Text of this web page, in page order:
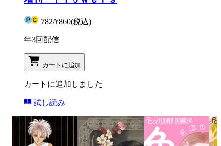
782/¥860(税込)
年3回配信
カートに追加
カートに追加しました
試し読み